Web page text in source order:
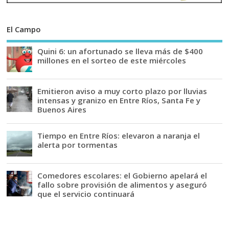
El Campo
Quini 6: un afortunado se lleva más de $400
millones en el sorteo de este miércoles
Emitieron aviso a muy corto plazo por lluvias
intensas y granizo en Entre Ríos, Santa Fe y
Buenos Aires
Tiempo en Entre Ríos: elevaron a naranja el
alerta por tormentas
Comedores escolares: el Gobierno apelará el
fallo sobre provisión de alimentos y aseguró
que el servicio continuará